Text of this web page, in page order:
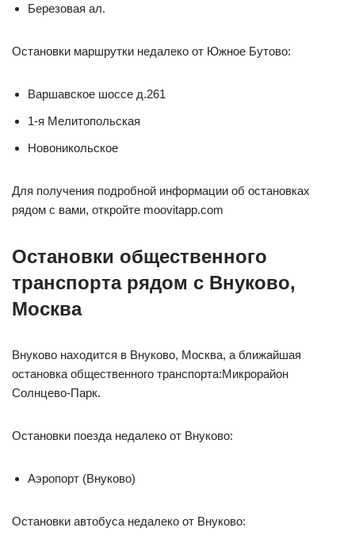
Березовая ал.
Остановки маршрутки недалеко от Южное Бутово:
Варшавское шоссе д.261
1-я Мелитопольская
Новоникольское
Для получения подробной информации об остановках
рядом с вами, откройте moovitapp.com
Остановки общественного
транспорта рядом с Внуково,
Москва
Внуково находится в Внуково, Москва, а ближайшая
остановка общественного транспорта:Микрорайон
Солнцево-Парк.
Остановки поезда недалеко от Внуково:
Аэропорт (Внуково)
Остановки автобуса недалеко от Внуково: